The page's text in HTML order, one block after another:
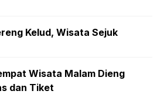
Kelud, Wisata Sejuk
Wisata Malam Dieng
dan Tiket